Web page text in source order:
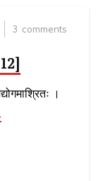
3 comments
।